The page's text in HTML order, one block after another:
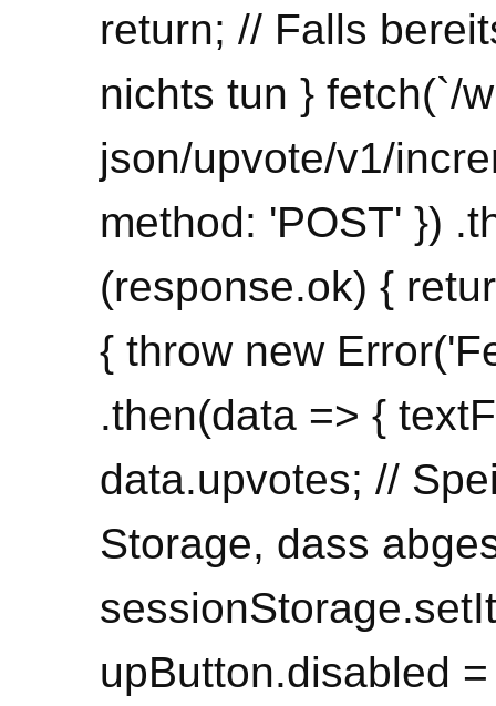
return; // Falls
nichts tun } fetch(`/
json/upvote/v1/
method: 'POST' })
(response.ok) {
{ throw new
.then(data => {
data.upvotes; //
Storage, dass
upButton.disabled